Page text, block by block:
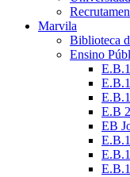
Marvila
Biblioteca
Ensino
E.B
EB